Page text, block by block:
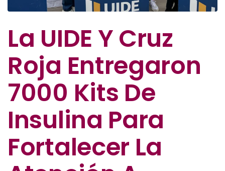
La UIDE Y Cruz
Roja Entregaron
7000 Kits De
Insulina Para
Fortalecer La